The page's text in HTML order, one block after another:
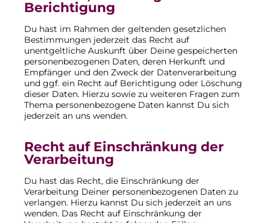
Berichtigung
Du hast im Rahmen der geltenden gesetzlichen
Bestimmungen jederzeit das Recht auf
unentgeltliche Auskunft über Deine gespeicherten
personenbezogenen Daten, deren Herkunft und
Empfänger und den Zweck der Datenverarbeitung
und ggf. ein Recht auf Berichtigung oder Löschung
dieser Daten. Hierzu sowie zu weiteren Fragen zum
Thema personenbezogene Daten kannst Du sich
jederzeit an uns wenden.
Recht auf Einschränkung der
Verarbeitung
Du hast das Recht, die Einschränkung der
Verarbeitung Deiner personenbezogenen Daten zu
verlangen. Hierzu kannst Du sich jederzeit an uns
wenden. Das Recht auf Einschränkung der